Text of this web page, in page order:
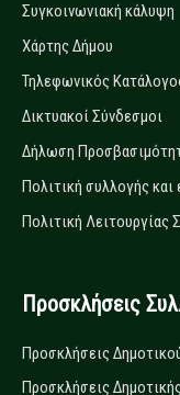
Συγκοινωνιακή κάλυψη
Χάρτης Δήμου
Τηλεφωνικός
Δικτυακοί Σύνδεσμοι
Δήλωση
Πολιτική συλλογής
Πολιτική Λειτουργίας
Προσκλήσεις
Προσκλήσεις
Προσκλήσεις